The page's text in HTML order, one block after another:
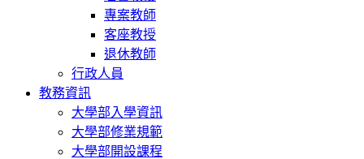
專案教師
客座教授
退休教師
行政人員
教務資訊
大學部入學資訊
大學部修業規範
大學部開設課程